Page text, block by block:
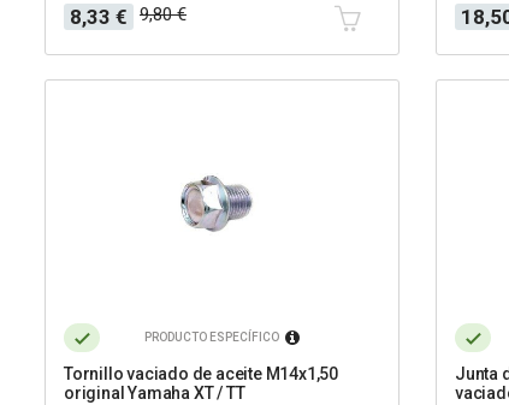
Precio
8,33 €
Precio
base
9,80 €
Precio
PRODUCTO ESPECÍFICO
Tornillo vaciado de aceite M14x1,50
original Yamaha XT / TT
Junta